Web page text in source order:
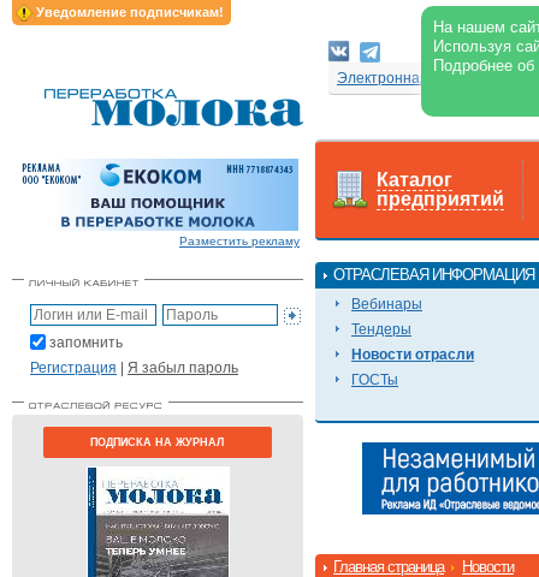
Уведомление подписчикам!
На нашем
Используя
Подробнее
Электронная версия
Разместить рекламу
запомнить
Регистрация | Я забыл пароль
ПОДПИСКА НА ЖУРНАЛ
Каталог
предприятий
ОТРАСЛЕВАЯ ИНФОРМАЦИЯ
Вебинары
Тендеры
Новости отрасли
ГОСТы
Главная страница Новости